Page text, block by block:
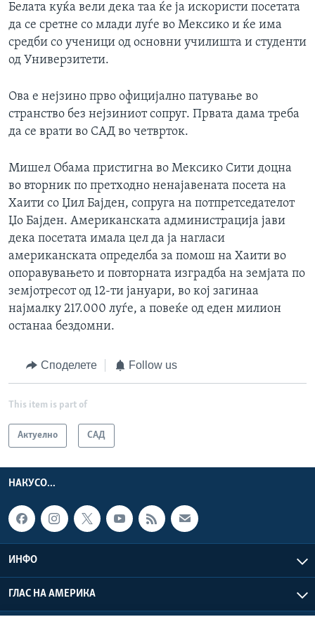
Белата куќа вели дека таа ќе ја искористи посетата
да се сретне со млади луѓе во Мексико и ќе има
средби со ученици од основни училишта и студенти
од Универзитети.
Ова е нејзино прво официјално патување во
странство без нејзиниот сопруг. Првата дама треба
да се врати во САД во четврток.
Мишел Обама пристигна во Мексико Сити доцна
во вторник по претходно ненајавената посета на
Хаити со Џил Бајден, сопруга на потпретседателот
Џо Бајден. Американската администрација јави
дека посетата имала цел да ја нагласи
американската определба за помош на Хаити во
опоравувањето и повторната изградба на земјата по
земјотресот од 12-ти јануари, во кој загинаа
најмалку 217.000 луѓе, а повеќе од еден милион
останаа бездомни.
Споделете Follow us
This item is part of
Актуелно САД
НАКУСО...
ИНФО
ГЛАС НА АМЕРИКА